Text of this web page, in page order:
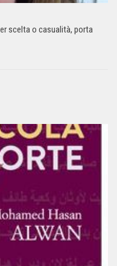
scelta o casualità, porta